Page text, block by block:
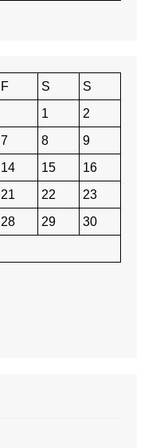
F S
S
1
2
7 8
9
14 15
16
21 22
23
28 29
30